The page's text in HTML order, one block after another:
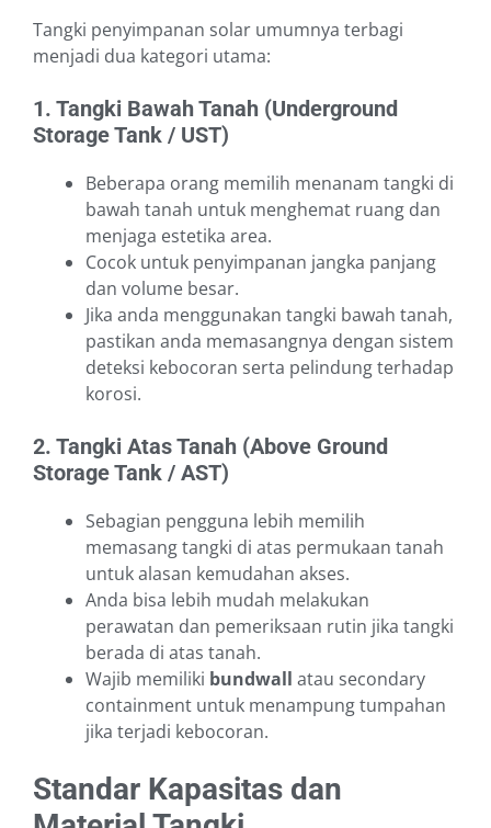
Tangki penyimpanan solar umumnya terbagi
menjadi dua kategori utama:
1. Tangki Bawah Tanah (Underground
Storage Tank / UST)
Beberapa orang memilih menanam tangki di
bawah tanah untuk menghemat ruang dan
menjaga estetika area.
Cocok untuk penyimpanan jangka panjang
dan volume besar.
Jika anda menggunakan tangki bawah tanah,
pastikan anda memasangnya dengan sistem
deteksi kebocoran serta pelindung terhadap
korosi.
2. Tangki Atas Tanah (Above Ground
Storage Tank / AST)
Sebagian pengguna lebih memilih
memasang tangki di atas permukaan tanah
untuk alasan kemudahan akses.
Anda bisa lebih mudah melakukan
perawatan dan pemeriksaan rutin jika tangki
berada di atas tanah.
Wajib memiliki bundwall atau secondary
containment untuk menampung tumpahan
jika terjadi kebocoran.
Standar Kapasitas dan